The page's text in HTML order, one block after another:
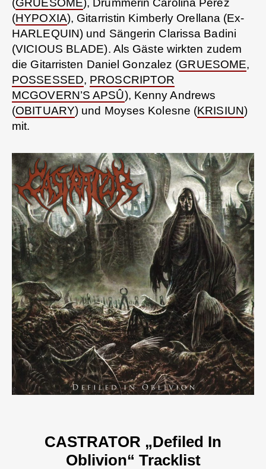
(GRUESOME), Drummerin Carolina Perez
(HYPOXIA), Gitarristin Kimberly Orellana (Ex-
HARLEQUIN) und Sängerin Clarissa Badini
(VICIOUS BLADE). Als Gäste wirkten zudem
die Gitarristen Daniel Gonzalez (GRUESOME,
POSSESSED, PROSCRIPTOR
MCGOVERN’S APSÛ), Kenny Andrews
(OBITUARY) und Moyses Kolesne (KRISIUN)
mit.
CASTRATOR „Defiled In
Oblivion“ Tracklist